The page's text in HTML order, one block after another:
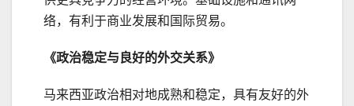
络，有利于商业发展和国际贸易。
《政治稳定与良好的外交关系》
马来西亚政治相对地成熟和稳定，具有友好的外